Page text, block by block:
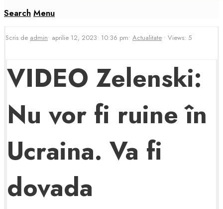
Search Menu
Scris de admin• aprilie 12, 2023• 10:36 pm• Actualitate • Views: 5
VIDEO Zelenski:
Nu vor fi ruine în
Ucraina. Va fi
dovada